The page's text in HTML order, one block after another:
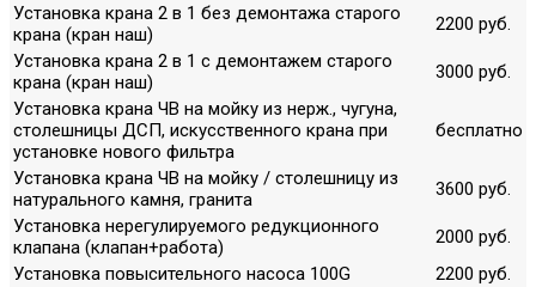
Установка крана 2 в 1 без демонтажа старого
крана (кран наш)
2200 руб.
Установка крана 2 в 1 с демонтажем старого
крана (кран наш)
3000 руб.
Установка крана ЧВ на мойку из нерж., чугуна,
столешницы ДСП, искусственного крана при
установке нового фильтра
бесплатно
Установка крана ЧВ на мойку / столешницу из
натурального камня, гранита
3600 руб.
Установка нерегулируемого редукционного
клапана (клапан+работа)
2000 руб.
Установка повысительного насоса 100G
2200 руб.